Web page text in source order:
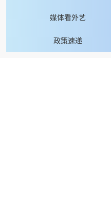
媒体看外艺
政策速递